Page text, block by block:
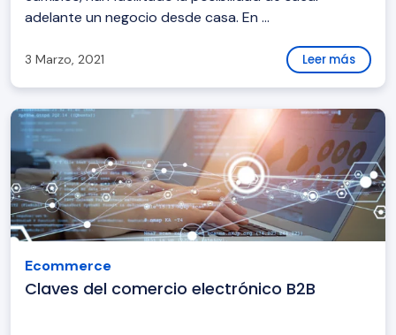
adelante un negocio desde casa. En ...
3 Marzo, 2021 Leer más
Ecommerce
Claves del comercio electrónico B2B